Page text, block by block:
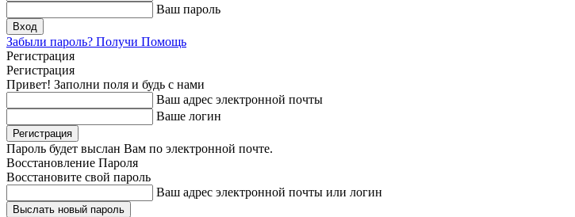
Ваш пароль
Забыли пароль? Получи Помощь
Регистрация
Регистрация
Привет! Заполни поля и будь с нами
Ваш адрес электронной почты
Ваше логин
Пароль будет выслан Вам по электронной почте.
Восстановление Пароля
Восстановите свой пароль
Ваш адрес электронной почты или логин